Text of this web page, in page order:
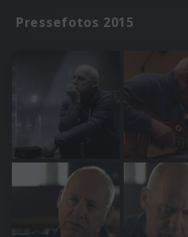
Pressefotos 2015